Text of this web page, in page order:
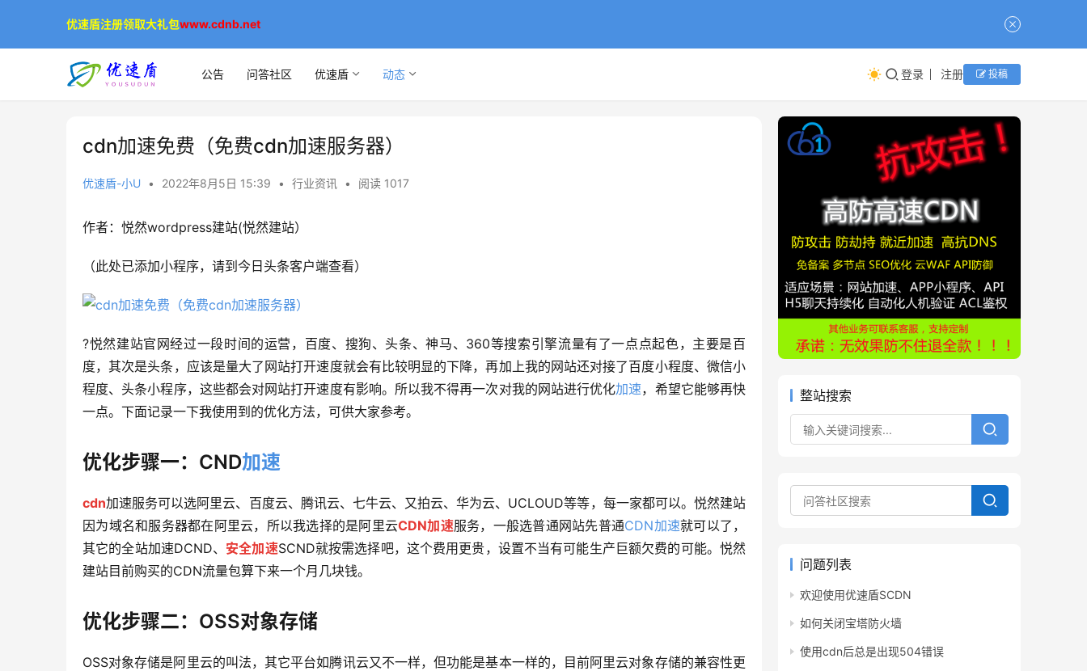
公告 问答社区 优速盾 动态 登录 注册 投稿
cdn加速免费（免费cdn加速服务器）
优速盾-小U • 2022年8月5日 15:39 • 行业资讯 • 阅读 1017
作者：悦然wordpress建站(悦然建站）
（此处已添加小程序，请到今日头条客户端查看）
?悦然建站官网经过一段时间的运营，百度、搜狗、头条、神马、360等搜索引擎流量有了一点点起色，主要是百
度，其次是头条，应该是量大了网站打开速度就会有比较明显的下降，再加上我的网站还对接了百度小程度、微信小
程度、头条小程序，这些都会对网站打开速度有影响。所以我不得再一次对我的网站进行优化加速，希望它能够再快
一点。下面记录一下我使用到的优化方法，可供大家参考。
优化步骤一：CND加速
cdn加速服务可以选阿里云、百度云、腾讯云、七牛云、又拍云、华为云、UCLOUD等等，每一家都可以。悦然建站
因为域名和服务器都在阿里云，所以我选择的是阿里云CDN加速服务，一般选普通网站先普通CDN加速就可以了，
其它的全站加速DCND、 安全加速SCND就按需选择吧，这个费用更贵，设置不当有可能生产巨额欠费的可能。悦然
建站目前购买的CDN流量包算下来一个月几块钱。
优化步骤二：OSS对象存储
OSS对象存储是阿里云的叫法，其它平台如腾讯云又不一样，但功能是基本一样的，目前阿里云对象存储的兼容性更
整站搜索
问题列表
欢迎使用优速盾SCDN
如何关闭宝塔防火墙
使用cdn后总是出现504错误
优速盾注册领取大礼包www.cdnb.net